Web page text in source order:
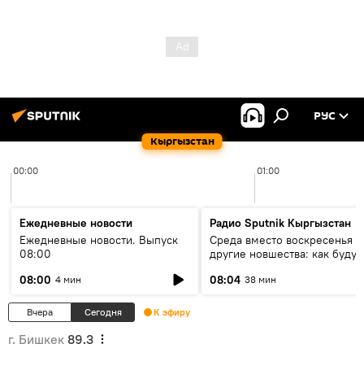
Кыргызстан
РУС
00:00 01:00
Ежедневные новости
Ежедневные новости. Выпуск
08:00
08:00 4 мин
Радио Sputnik Кыргызстан
Среда вместо воскресенья и
другие новшества: как будут
08:04 38 мин
Вчера Сегодня К эфиру
г. Бишкек 89.3